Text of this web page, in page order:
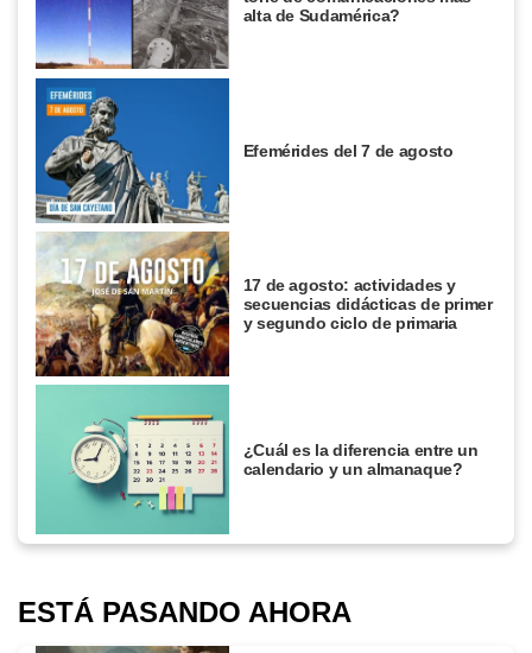
alta de Sudamérica?
Efemérides del 7 de agosto
17 de agosto: actividades y
secuencias didácticas de primer
y segundo ciclo de primaria
¿Cuál es la diferencia entre un
calendario y un almanaque?
ESTÁ PASANDO AHORA